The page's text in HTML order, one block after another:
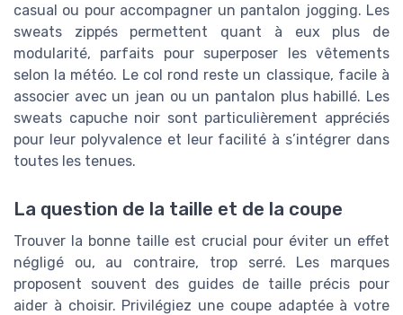
casual ou pour accompagner un pantalon jogging. Les
sweats zippés permettent quant à eux plus de
modularité, parfaits pour superposer les vêtements
selon la météo. Le col rond reste un classique, facile à
associer avec un jean ou un pantalon plus habillé. Les
sweats capuche noir sont particulièrement appréciés
pour leur polyvalence et leur facilité à s’intégrer dans
toutes les tenues.
La question de la taille et de la coupe
Trouver la bonne taille est crucial pour éviter un effet
négligé ou, au contraire, trop serré. Les marques
proposent souvent des guides de taille précis pour
aider à choisir. Privilégiez une coupe adaptée à votre